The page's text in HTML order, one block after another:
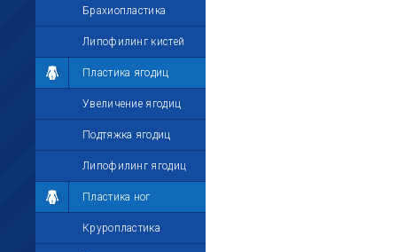
Брахиопластика
Липофилинг кистей
Пластика ягодиц
Увеличение ягодиц
Подтяжка ягодиц
Липофилинг ягодиц
Пластика ног
Круропластика